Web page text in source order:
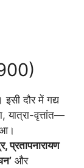
दौर में गद्य
यात्रा-वृत्तांत—
प्रतापनारायण
और